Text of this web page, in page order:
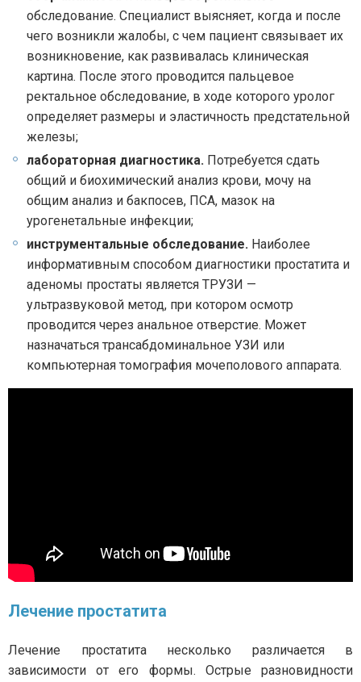
обследование. Специалист выясняет, когда и после
чего возникли жалобы, с чем пациент связывает их
возникновение, как развивалась клиническая
картина. После этого проводится пальцевое
ректальное обследование, в ходе которого уролог
определяет размеры и эластичность предстательной
железы;
лабораторная диагностика. Потребуется сдать
общий и биохимический анализ крови, мочу на
общим анализ и бакпосев, ПСА, мазок на
урогенетальные инфекции;
инструментальные обследование. Наиболее
информативным способом диагностики простатита и
аденомы простаты является ТРУЗИ —
ультразвуковой метод, при котором осмотр
проводится через анальное отверстие. Может
назначаться трансабдоминальное УЗИ или
компьютерная томография мочеполового аппарата.
Лечение простатита
Лечение простатита несколько различается в
зависимости от его формы. Острые разновидности